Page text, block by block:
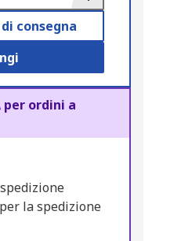
consegna
per ordini a
la spedizione